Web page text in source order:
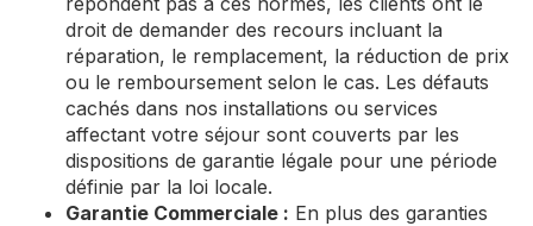
droit de demander des recours incluant la
réparation, le remplacement, la réduction de prix
ou le remboursement selon le cas. Les défauts
cachés dans nos installations ou services
affectant votre séjour sont couverts par les
dispositions de garantie légale pour une période
définie par la loi locale.
Garantie Commerciale : En plus des garanties